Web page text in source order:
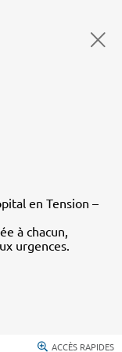
en Tension –
à chacun,
urgences.
ACCÈS RAPIDES